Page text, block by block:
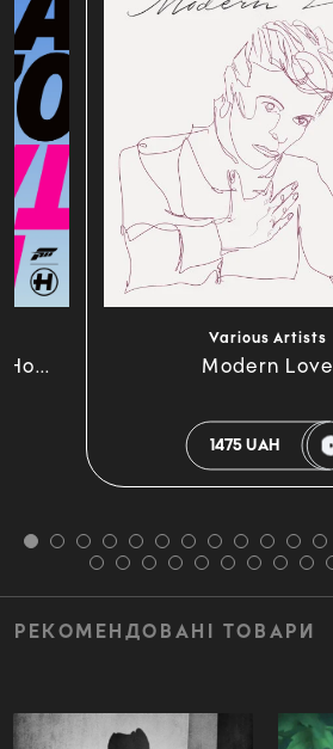
Various Artists
Modern Love
1475 UAH
РЕКОМЕНДОВАНІ ТОВАРИ